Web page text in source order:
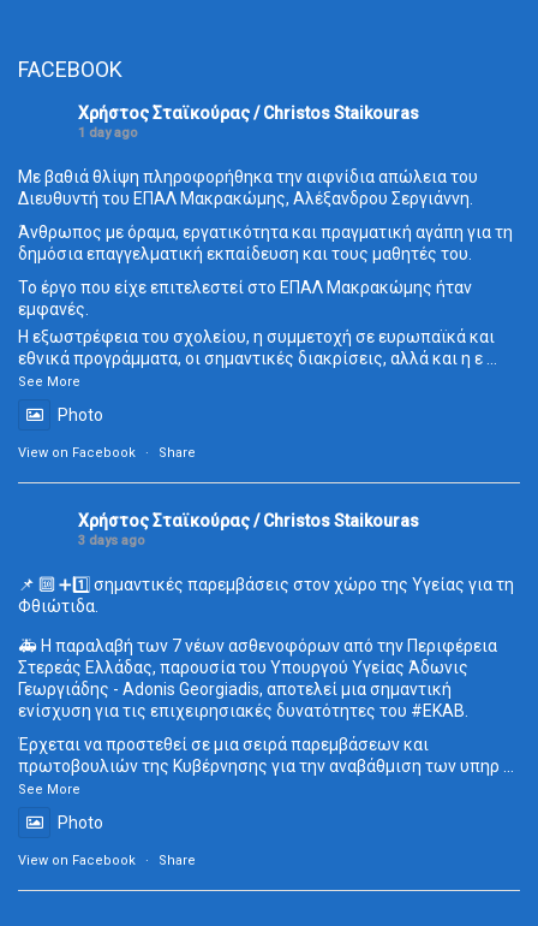
FACEBOOK
Χρήστος Σταϊκούρας / Christos Staikouras
1 day ago
Με βαθιά θλίψη πληροφορήθηκα την αιφνίδια απώλεια του
Διευθυντή του ΕΠΑΛ Μακρακώμης, Αλέξανδρου Σεργιάννη.
Άνθρωπος με όραμα, εργατικότητα και πραγματική αγάπη για τη
δημόσια επαγγελματική εκπαίδευση και τους μαθητές του.
Το έργο που είχε επιτελεστεί στο ΕΠΑΛ Μακρακώμης ήταν
εμφανές.
Η εξωστρέφεια του σχολείου, η συμμετοχή σε ευρωπαϊκά και
εθνικά προγράμματα, οι σημαντικές διακρίσεις, αλλά και η ε...
See More
Photo
View on Facebook · Share
Χρήστος Σταϊκούρας / Christos Staikouras
3 days ago
📌 🔟 ➕1️⃣ σημαντικές παρεμβάσεις στον χώρο της Υγείας για τη
Φθιώτιδα.
🚑 Η παραλαβή των 7 νέων ασθενοφόρων από την Περιφέρεια
Στερεάς Ελλάδας, παρουσία του Υπουργού Υγείας Άδωνις
Γεωργιάδης - Adonis Georgiadis, αποτελεί μια σημαντική
ενίσχυση για τις επιχειρησιακές δυνατότητες του #ΕΚΑΒ.
Έρχεται να προστεθεί σε μια σειρά παρεμβάσεων και
πρωτοβουλιών της Κυβέρνησης για την αναβάθμιση των υπηρ ...
See More
Photo
View on Facebook · Share